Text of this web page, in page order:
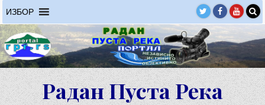
to
content
ИЗБОР
Радан Пуста Река